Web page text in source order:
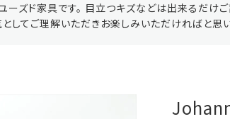
ーズド家具です。 目立つキズなどは出来るだけ
てご理解いただきお楽しみいただければと思い